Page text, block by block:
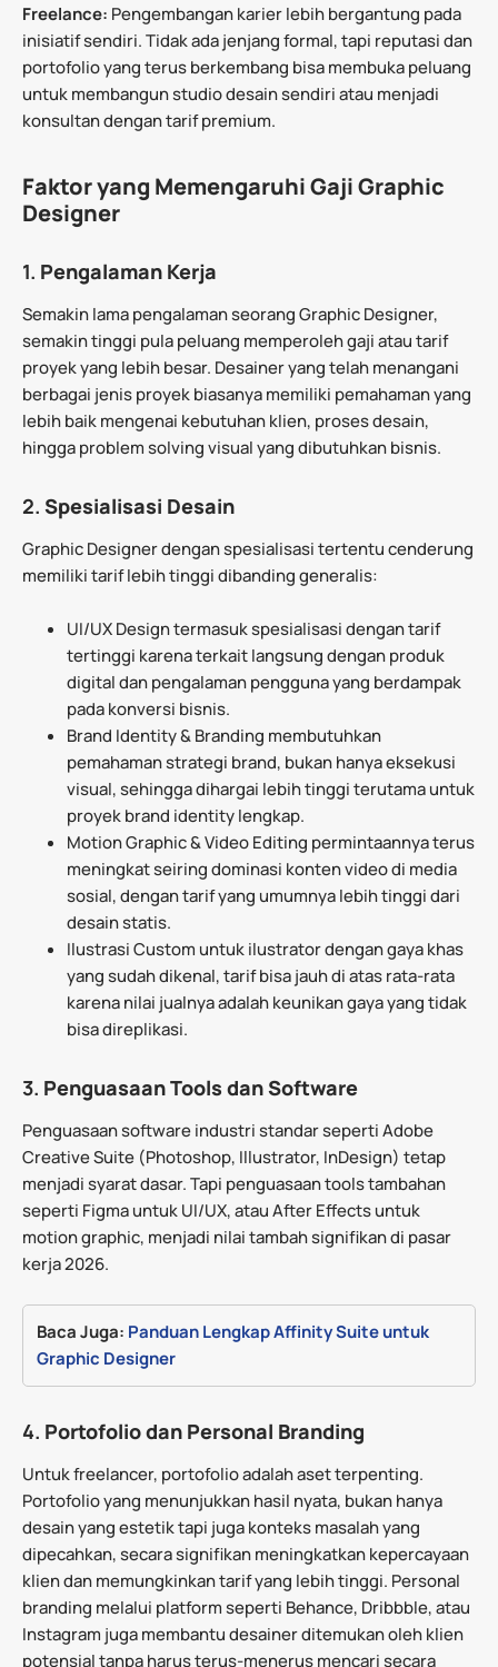
Freelance: Pengembangan karier lebih bergantung pada
inisiatif sendiri. Tidak ada jenjang formal, tapi reputasi dan
portofolio yang terus berkembang bisa membuka peluang
untuk membangun studio desain sendiri atau menjadi
konsultan dengan tarif premium.
Faktor yang Memengaruhi Gaji Graphic
Designer
1. Pengalaman Kerja
Semakin lama pengalaman seorang Graphic Designer,
semakin tinggi pula peluang memperoleh gaji atau tarif
proyek yang lebih besar. Desainer yang telah menangani
berbagai jenis proyek biasanya memiliki pemahaman yang
lebih baik mengenai kebutuhan klien, proses desain,
hingga problem solving visual yang dibutuhkan bisnis.
2. Spesialisasi Desain
Graphic Designer dengan spesialisasi tertentu cenderung
memiliki tarif lebih tinggi dibanding generalis:
UI/UX Design termasuk spesialisasi dengan tarif
tertinggi karena terkait langsung dengan produk
digital dan pengalaman pengguna yang berdampak
pada konversi bisnis.
Brand Identity & Branding membutuhkan
pemahaman strategi brand, bukan hanya eksekusi
visual, sehingga dihargai lebih tinggi terutama untuk
proyek brand identity lengkap.
Motion Graphic & Video Editing permintaannya terus
meningkat seiring dominasi konten video di media
sosial, dengan tarif yang umumnya lebih tinggi dari
desain statis.
Ilustrasi Custom untuk ilustrator dengan gaya khas
yang sudah dikenal, tarif bisa jauh di atas rata-rata
karena nilai jualnya adalah keunikan gaya yang tidak
bisa direplikasi.
3. Penguasaan Tools dan Software
Penguasaan software industri standar seperti Adobe
Creative Suite (Photoshop, Illustrator, InDesign) tetap
menjadi syarat dasar. Tapi penguasaan tools tambahan
seperti Figma untuk UI/UX, atau After Effects untuk
motion graphic, menjadi nilai tambah signifikan di pasar
kerja 2026.
Baca Juga: Panduan Lengkap Affinity Suite untuk
Graphic Designer
4. Portofolio dan Personal Branding
Untuk freelancer, portofolio adalah aset terpenting.
Portofolio yang menunjukkan hasil nyata, bukan hanya
desain yang estetik tapi juga konteks masalah yang
dipecahkan, secara signifikan meningkatkan kepercayaan
klien dan memungkinkan tarif yang lebih tinggi. Personal
branding melalui platform seperti Behance, Dribbble, atau
Instagram juga membantu desainer ditemukan oleh klien
potensial tanpa harus terus-menerus mencari secara